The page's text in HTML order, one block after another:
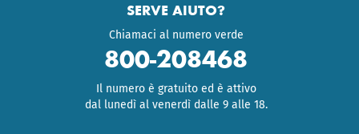
SERVE AIUTO?
Chiamaci al numero verde
800-208468
Il numero è gratuito ed è attivo
dal lunedì al venerdì dalle 9 alle 18.